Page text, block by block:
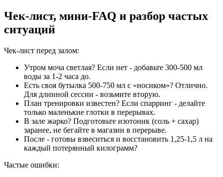
Чек-лист, мини‑FAQ и разбор частых
ситуаций
Чек-лист перед залом:
Утром моча светлая? Если нет - добавьте 300-500 мл
воды за 1-2 часа до.
Есть своя бутылка 500-750 мл с «носиком»? Отлично.
Для длинной сессии - возьмите вторую.
План тренировки известен? Если спарринг - делайте
только маленькие глотки в перерывах.
В зале жарко? Подготовьте изотоник (соль + сахар)
заранее, не бегайте в магазин в перерыве.
После - готовы взвеситься и восстановить 1,25-1,5 л на
каждый потерянный килограмм?
Частые ошибки: